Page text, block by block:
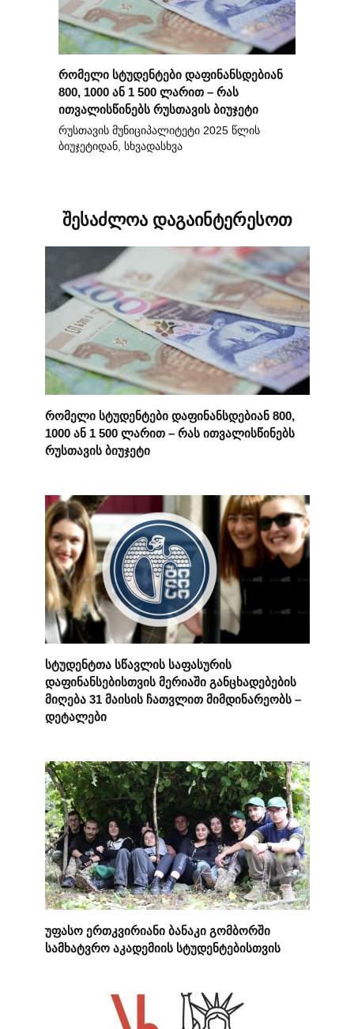
რომელი სტუდენტები დაფინანსდებიან
800, 1000 ან 1 500 ლარით – რას
ითვალისწინებს რუსთავის ბიუჯეტი
რუსთავის მუნიციპალიტეტი 2025 წლის
ბიუჯეტიდან, სხვადასხვა
შესაძლოა დაგაინტერესოთ
რომელი სტუდენტები დაფინანსდებიან 800,
1000 ან 1 500 ლარით – რას ითვალისწინებს
რუსთავის ბიუჯეტი
სტუდენტთა სწავლის საფასურის
დაფინანსებისთვის მერიაში განცხადებების
მიღება 31 მაისის ჩათვლით მიმდინარეობს –
დეტალები
უფასო ერთკვირიანი ბანაკი გომბორში
სამხატვრო აკადემიის სტუდენტებისთვის